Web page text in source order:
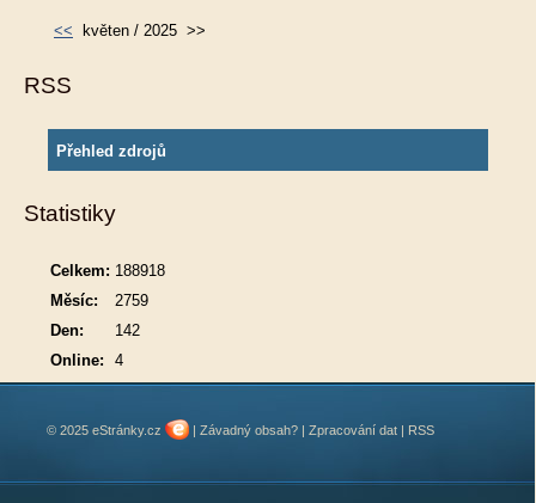
<< květen / 2025 >>
RSS
Přehled zdrojů
Statistiky
Online: 4
Celkem: 188918
Měsíc:
2759
Den:
142
© 2025 eStránky.cz | Závadný obsah? | Zpracování dat | RSS